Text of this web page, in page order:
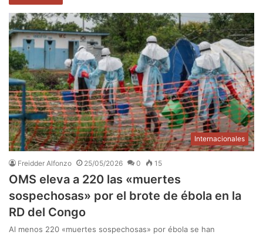
Internacionales
Freidder Alfonzo 25/05/2026 0 15
OMS eleva a 220 las «muertes
sospechosas» por el brote de ébola en la
RD del Congo
Al menos 220 «muertes sospechosas» por ébola se han